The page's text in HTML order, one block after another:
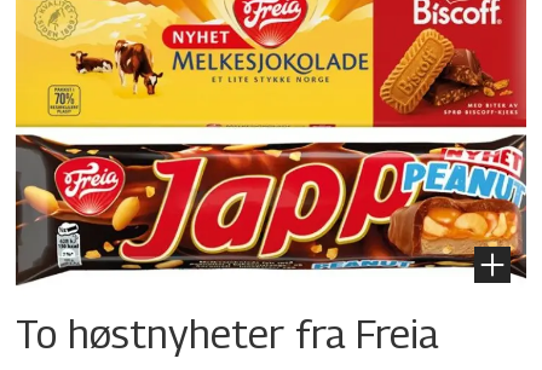
To høstnyheter fra Freia